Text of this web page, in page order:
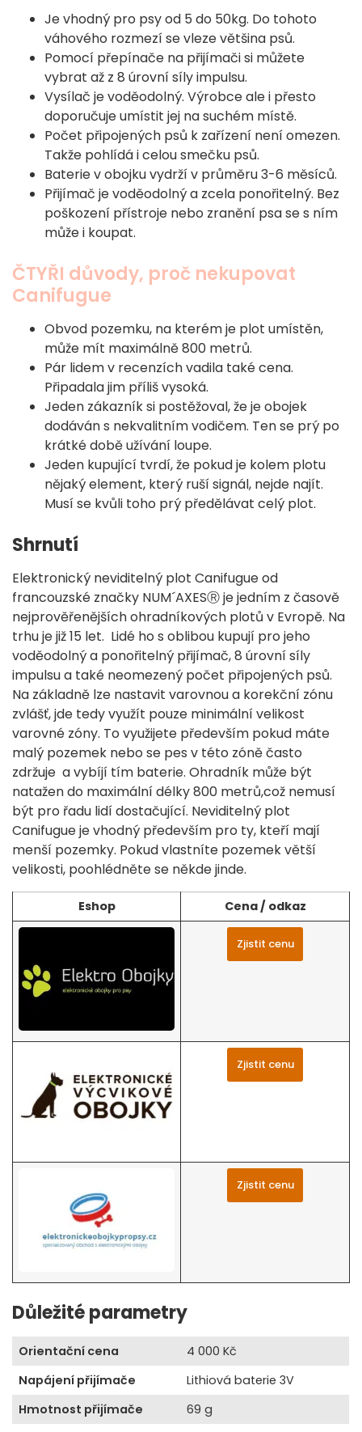
Je vhodný pro psy od 5 do 50kg. Do tohoto
váhového rozmezí se vleze většina psů.
Pomocí přepínače na přijímači si můžete
vybrat až z 8 úrovní síly impulsu.
Vysílač je voděodolný. Výrobce ale i přesto
doporučuje umístit jej na suchém místě.
Počet připojených psů k zařízení není omezen.
Takže pohlídá i celou smečku psů.
Baterie v obojku vydrží v průměru 3-6 měsíců.
Přijímač je voděodolný a zcela ponořitelný. Bez
poškození přístroje nebo zranění psa se s ním
může i koupat.
ČTYŘI důvody, proč nekupovat
Canifugue
Obvod pozemku, na kterém je plot umístěn,
může mít maximálně 800 metrů.
Pár lidem v recenzích vadila také cena.
Připadala jim příliš vysoká.
Jeden zákazník si postěžoval, že je obojek
dodáván s nekvalitním vodičem. Ten se prý po
krátké době užívání loupe.
Jeden kupující tvrdí, že pokud je kolem plotu
nějaký element, který ruší signál, nejde najít.
Musí se kvůli toho prý předělávat celý plot.
Shrnutí
Elektronický neviditelný plot Canifugue od
francouzské značky NUM´AXESⓇ je jedním z časově
nejprověřenějších ohradníkových plotů v Evropě. Na
trhu je již 15 let. Lidé ho s oblibou kupují pro jeho
voděodolný a ponořitelný přijímač, 8 úrovní síly
impulsu a také neomezený počet připojených psů.
Na základně lze nastavit varovnou a korekční zónu
zvlášť, jde tedy využít pouze minimální velikost
varovné zóny. To využijete především pokud máte
malý pozemek nebo se pes v této zóně často
zdržuje a vybíjí tím baterie. Ohradník může být
natažen do maximální délky 800 metrů,což nemusí
být pro řadu lidí dostačující. Neviditelný plot
Canifugue je vhodný především pro ty, kteří mají
menší pozemky. Pokud vlastníte pozemek větší
velikosti, poohlédněte se někde jinde.
Eshop Cena / odkaz
Zjistit cenu
Zjistit cenu
Zjistit cenu
Důležité parametry
Orientační cena
4 000 Kč
Napájení přijímače
Lithiová baterie 3V
Hmotnost přijímače
69 g